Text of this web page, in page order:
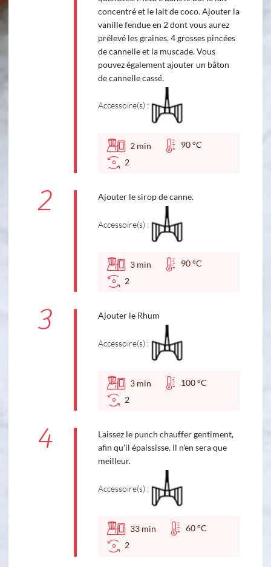
concentré et le lait de coco. Ajouter la
vanille fendue en 2 dont vous aurez
prélevé les graines. 4 grosses pincées
de cannelle et la muscade. Vous
pouvez également ajouter un bâton
de cannelle cassé.
Accessoire(s) :
2 min
90 °C
2
2 Ajouter le sirop de canne.
Accessoire(s) :
3 min
90 °C
2
3 Ajouter le Rhum
Accessoire(s) :
3 min
100 °C
2
4
Laissez le punch chauffer gentiment,
afin qu'il épaississe. Il n'en sera que
meilleur.
Accessoire(s) :
33 min
60 °C
2